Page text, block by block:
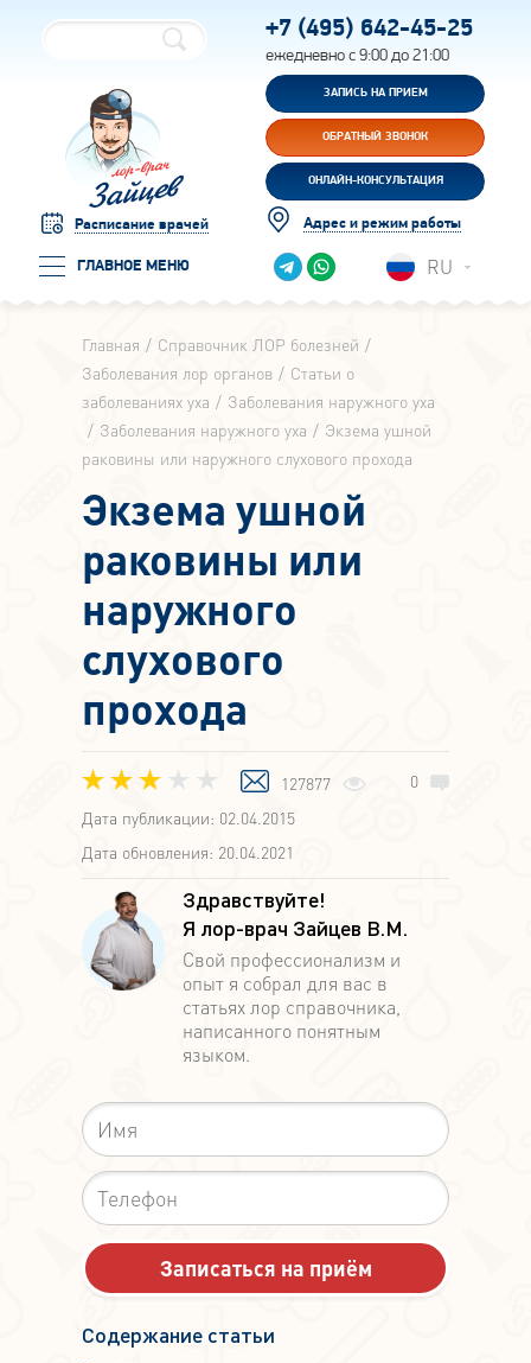
Расписание врачей
ГЛАВНОЕ МЕНЮ
+7 (495) 642-45-25
ежедневно с 9:00 до 21:00
ЗАПИСЬ НА ПРИЕМ
ОБРАТНЫЙ ЗВОНОК
ОНЛАЙН-КОНСУЛЬТАЦИЯ
Адрес и режим работы
RU
Главная
Справочник ЛОР болезней
Заболевания лор органов
Статьи о
заболеваниях уха
Заболевания наружного уха
Заболевания наружного уха
Экзема ушной
раковины или наружного слухового прохода
Экзема ушной
раковины или
наружного
слухового
прохода
Дата публикации: 02.04.2015
Дата обновления: 20.04.2021
127877 0
Содержание статьи
Здравствуйте!
Я лор-врач Зайцев В.М.
Свой профессионализм и
опыт я собрал для вас в
статьях лор справочника,
написанного понятным
языком.